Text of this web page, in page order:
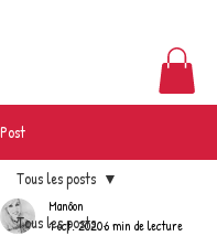
Post
Tous les posts
Tous les posts
Manôon
1 oct. 20206 min de lecture